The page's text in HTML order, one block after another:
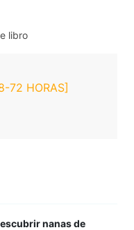
libro
72 HORAS]
nanas de